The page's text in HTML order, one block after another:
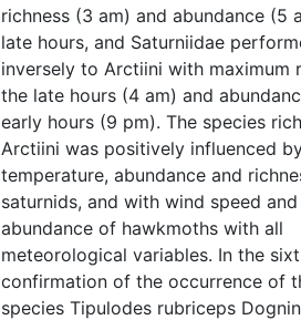
richness (3 am) and abundance (5
late hours, and Saturniidae
inversely to Arctiini with maximum
the late hours (4 am) and
early hours (9 pm). The species
Arctiini was positively influenced
temperature, abundance and
saturnids, and with wind speed and
abundance of hawkmoths with all
meteorological variables. In the
confirmation of the occurrence of
species Tipulodes rubriceps